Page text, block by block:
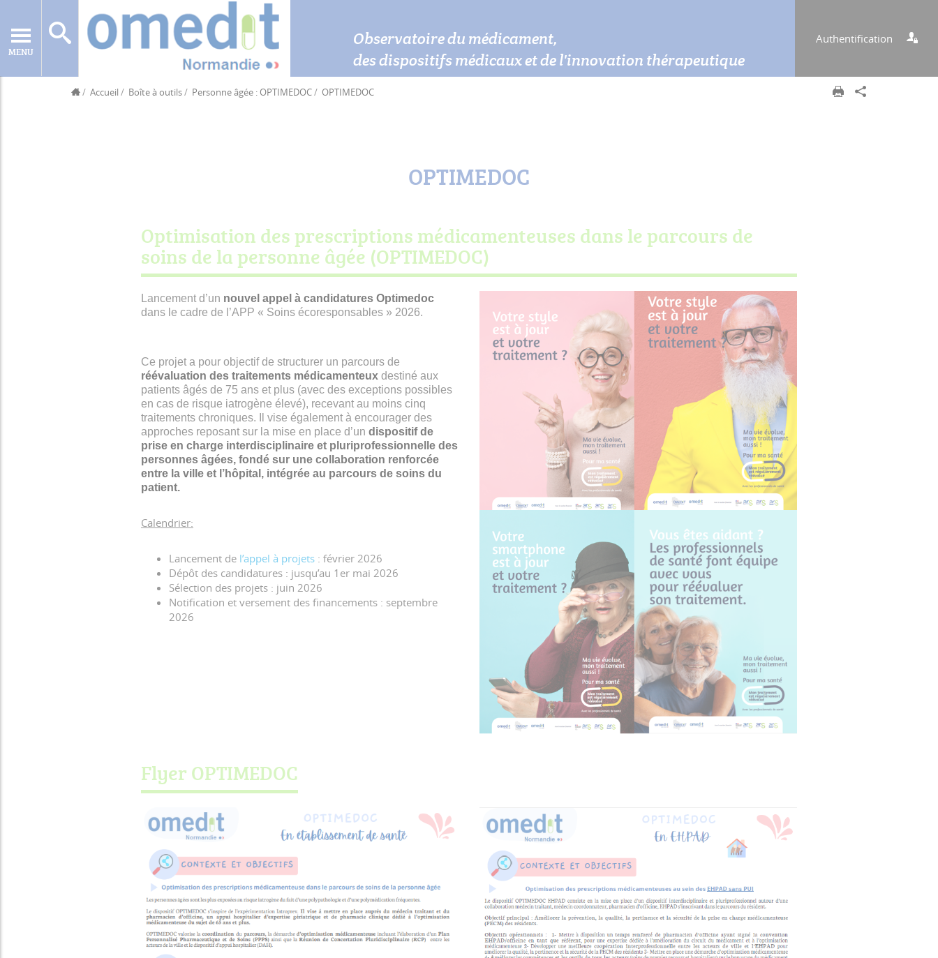
MENU
Authentification
Observatoire du médicament,
des dispositifs médicaux et de l'innovation thérapeutique
Accueil Boîte à outils Personne âgée : OPTIMEDOC OPTIMEDOC
OPTIMEDOC
Optimisation des prescriptions médicamenteuses dans le parcours de
soins de la personne âgée (OPTIMEDOC)
Lancement d’un nouvel appel à candidatures Optimedoc
dans le cadre de l’APP « Soins écoresponsables » 2026.
Ce projet a pour objectif de structurer un parcours de
réévaluation des traitements médicamenteux destiné aux
patients âgés de 75 ans et plus (avec des exceptions possibles
en cas de risque iatrogène élevé), recevant au moins cinq
traitements chroniques. Il vise également à encourager des
approches reposant sur la mise en place d’un dispositif de
prise en charge interdisciplinaire et pluriprofessionnelle des
personnes âgées, fondé sur une collaboration renforcée
entre la ville et l’hôpital, intégrée au parcours de soins du
patient.
Calendrier:
Lancement de l’appel à projets : février 2026
Dépôt des candidatures : jusqu’au 1er mai 2026
Sélection des projets : juin 2026
Notification et versement des financements : septembre
2026
Flyer OPTIMEDOC